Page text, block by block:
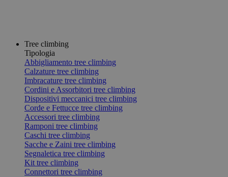
Tree climbing
Tipologia
Abbigliamento tree climbing
Calzature tree climbing
Imbracature tree climbing
Cordini e Assorbitori tree climbing
Dispositivi meccanici tree climbing
Corde e Fettucce tree climbing
Accessori tree climbing
Ramponi tree climbing
Caschi tree climbing
Sacche e Zaini tree climbing
Segnaletica tree climbing
Kit tree climbing
Connettori tree climbing